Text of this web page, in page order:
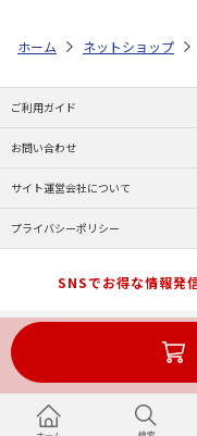
ホーム ネットショップ
ご利用ガイド
お問い合わせ
サイト運営会社について
プライバシーポリシー
SNSでお得な情報発